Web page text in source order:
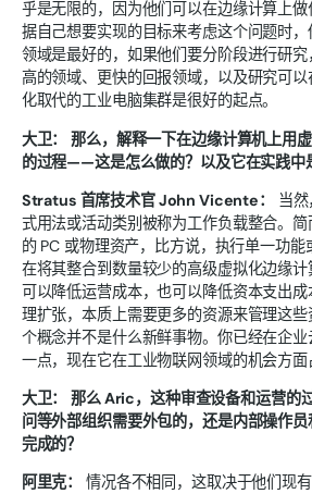
乎是无限的，因为他们可以在边缘计算上
据自己想要实现的目标来考虑这个问题时
领域是最好的，如果他们要分阶段进行研
高的领域、更快的回报领域，以及研究可
化取代的工业电脑集群是很好的起点。
大卫：
那么，解释一下在边缘计算机上用
的过程——这是怎么做的？以及它在实践中
Stratus 首席技术官 John Vicente：
当
式用法或活动类别被称为工作负载整合。
的 PC 或物理资产，比方说，执行单一功能
在将其整合到数量较少的高级虚拟化边缘
可以降低运营成本，也可以降低资本支出
理扩张，本质上需要更多的资源来管理这
个概念并不是什么新鲜事物。你已经在企
一点，现在它在工业物联网领域的机会方面
大卫：
那么 Aric，这种审查设备和运营的
问等外部组织需要外包的，还是内部操作
完成的？
阿里克：
情况各不相同，这取决于他们现